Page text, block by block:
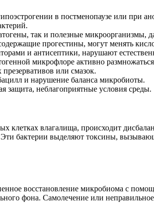
в постменопаузе или при
так и полезные микроорганизмы,
прогестины, могут менять
и антисептики, нарушают
микрофлоре активно
или смазок.
и нарушение баланса микробиоты.
защита, неблагоприятные условия среды.
клетках влагалища, происходит
бактерии выделяют токсины,
восстановление микробиома с
фона. Самолечение или